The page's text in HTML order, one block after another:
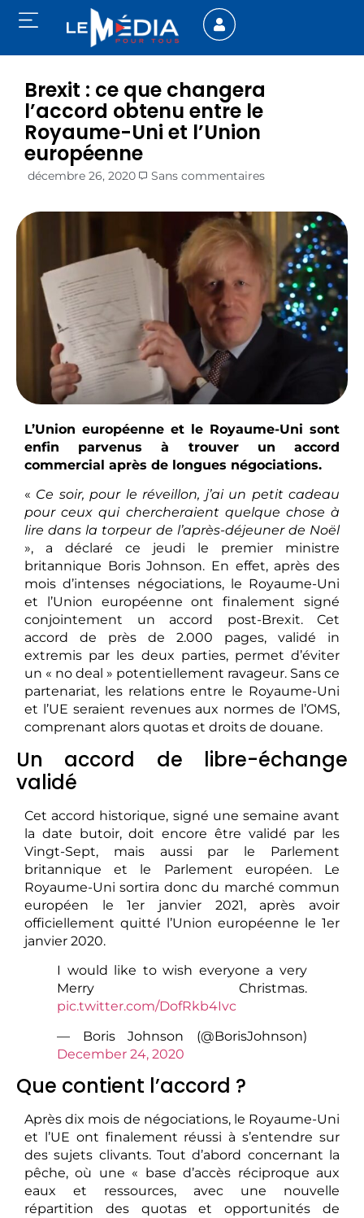
Brexit : ce que changera
l’accord obtenu entre le
Royaume-Uni et l’Union
européenne
décembre 26, 2020 Sans commentaires
L’Union européenne et le Royaume-Uni sont
enfin parvenus à trouver un accord
commercial après de longues négociations.
« Ce soir, pour le réveillon, j’ai un petit cadeau
pour ceux qui chercheraient quelque chose à
lire dans la torpeur de l’après-déjeuner de Noël
», a déclaré ce jeudi le premier ministre
britannique Boris Johnson. En effet, après des
mois d’intenses négociations, le Royaume-Uni
et l’Union européenne ont finalement signé
conjointement un accord post-Brexit. Cet
accord de près de 2.000 pages, validé in
extremis par les deux parties, permet d’éviter
un « no deal » potentiellement ravageur. Sans ce
partenariat, les relations entre le Royaume-Uni
et l’UE seraient revenues aux normes de l’OMS,
comprenant alors quotas et droits de douane.
Un accord de libre-échange
validé
Cet accord historique, signé une semaine avant
la date butoir, doit encore être validé par les
Vingt-Sept, mais aussi par le Parlement
britannique et le Parlement européen. Le
Royaume-Uni sortira donc du marché commun
européen le 1er janvier 2021, après avoir
officiellement quitté l’Union européenne le 1er
janvier 2020.
I would like to wish everyone a very
Merry Christmas.
pic.twitter.com/DofRkb4Ivc
— Boris Johnson (@BorisJohnson)
December 24, 2020
Que contient l’accord ?
Après dix mois de négociations, le Royaume-Uni
et l’UE ont finalement réussi à s’entendre sur
des sujets clivants. Tout d’abord concernant la
pêche, où une « base d’accès réciproque aux
eaux et ressources, avec une nouvelle
répartition des quotas et opportunités de